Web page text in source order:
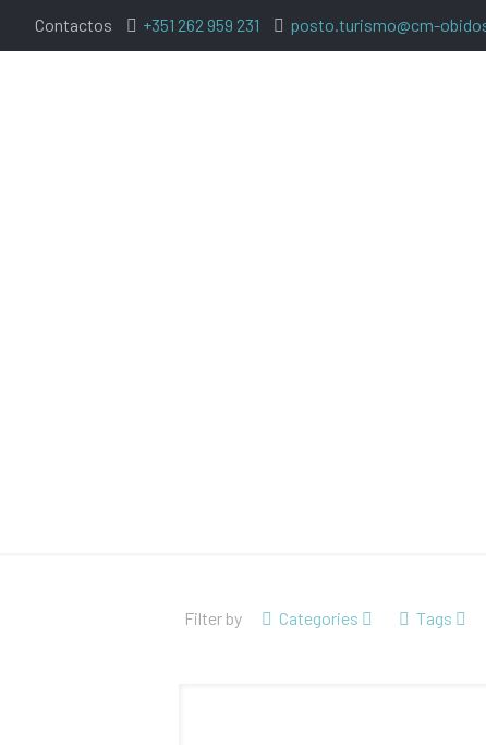
Contactos +351 262 959 231 posto.turismo@cm-
Filter by Categories Tags